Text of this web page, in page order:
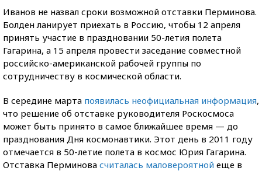
Иванов не назвал сроки возможной отставки Перминова.
Болден ланирует приехать в Россию, чтобы 12 апреля
принять участие в праздновании 50-летия полета
Гагарина, а 15 апреля провести заседание совместной
российско-американской рабочей группы по
сотрудничеству в космической области.
В середине марта появилась неофициальная информация,
что решение об отставке руководителя Роскосмоса
может быть принято в самое ближайшее время — до
празднования Дня космонавтики. Этот день в 2011 году
отмечается в 50-летие полета в космос Юрия Гагарина.
Отставка Перминова считалась маловероятной еще в